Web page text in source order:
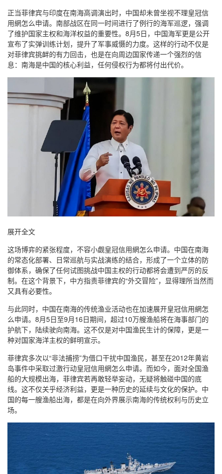
正当菲律宾与印度在南海高调演出时，中国却未曾坐视不理皇冠信
用網怎么申请。南部战区在同一时间进行了例行的海军巡逻，强调
了维护国家主权和海洋权益的重要性。8月5日，中国海军更是公开
宣布了实弹训练计划，提升了军事威慑的力度。这样的行动不仅是
对菲律宾挑衅的有力回击，也是在向周边国家传递一个强烈的信
息：南海是中国的核心利益，任何侵权行为都将付出代价。
展开全文
这场博弈的紧张程度，不容小觑皇冠信用網怎么申请。中国在南海
的常态化部署、日常巡航与实战演练的结合，形成了一个立体的防
御体系，确保了任何试图挑战中国主权的行动都将会遭到严厉的反
制。在这个背景下，中方指责菲律宾的“外交冒险”，显得理所当然而
又具有必要性。
与此同时，中国在南海的传统渔业活动也在加速展开皇冠信用網怎
么申请。8月5日至9月16日期间，超过10万艘渔船将在海事部门的
护航下，陆续驶向南海。这不仅是对中国渔民生计的保障，更是一
种对国家海洋主权的鲜明宣示。
菲律宾多次以“非法捕捞”为借口干扰中国渔民，甚至在2012年黄岩
岛事件中采取过激行动皇冠信用網怎么申请。而如今，面对全国渔
船的大规模出海，菲律宾若再敢轻举妄动，无疑将触碰中国的底
线。这不仅关乎经济利益，更是一种历史的延续与文化的保护。中
国的每一艘渔船出海，都是在向外界展示南海的传统权利与历史立
场。